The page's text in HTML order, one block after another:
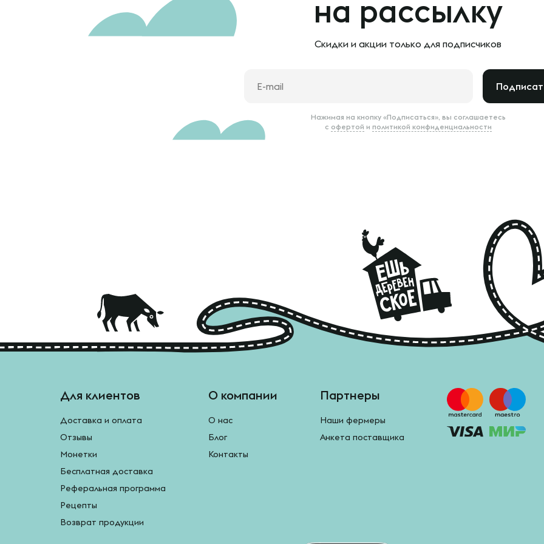
на рассылку
Скидки и акции только для подписчиков
Нажимая на кнопку «Подписаться», вы соглашаетесь
с офертой и политикой конфиденциальности
Для клиентов
Доставка и оплата
Отзывы
Монетки
Бесплатная доставка
Реферальная программа
Рецепты
Возврат продукции
О компании
О нас
Блог
Контакты
Партнеры
Наши фермеры
Анкета поставщика